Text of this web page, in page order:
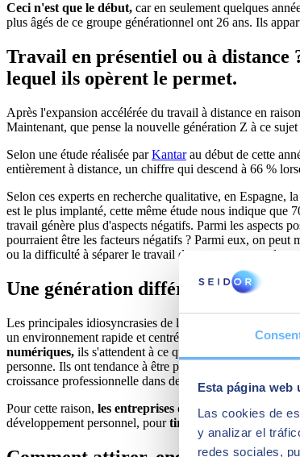
Esta página web
Las cookies de
y analizar el
redes sociales,
Ceci n'est que le début, car en seulement quelques
plus âgés de ce groupe générationnel ont 26 ans. Ils
Travail en présentiel ou à
lequel ils opèrent le permet.
Après l'expansion accélérée du travail à distance en
Maintenant, que pense la nouvelle génération Z à ce sujet
Selon une étude réalisée parKantarau début de cette
entièrement à distance, un chiffre qui descend à 66 %
Selon ces experts en recherche qualitative, en Espagne,
est le plus implanté, cette même étude nous indique que
travail génère plus d'aspects négatifs. Parmi les aspects
pourraient être les facteurs négatifs ? Parmi eux, on peut
ou la difficulté à séparer le travail du temps personnel.
Une génération différente avec un
Les principales idiosyncrasies de la Génération Z
un environnement rapide et centré sur Internet. Voici
numériques, ils s'attendent à ce que le lieu de travail
personne. Ils ont tendance à être pragmatiques dans
croissance professionnelle dans des environnements
Pour cette raison, les entreprises doivent explorer la
développement personnel, pourtirer le meilleur parti de